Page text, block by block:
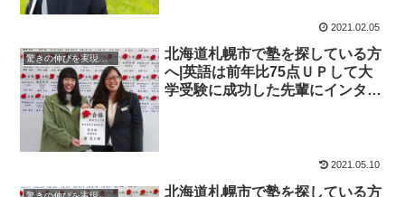
2021.02.05
驚きの伸びを実現｜先輩列伝
北海道札幌市で塾を探している方
へ|英語は前年比75点ＵＰして大
学受験に成功した先輩にインタビ
2021.05.10
北海道札幌市で塾を探している方